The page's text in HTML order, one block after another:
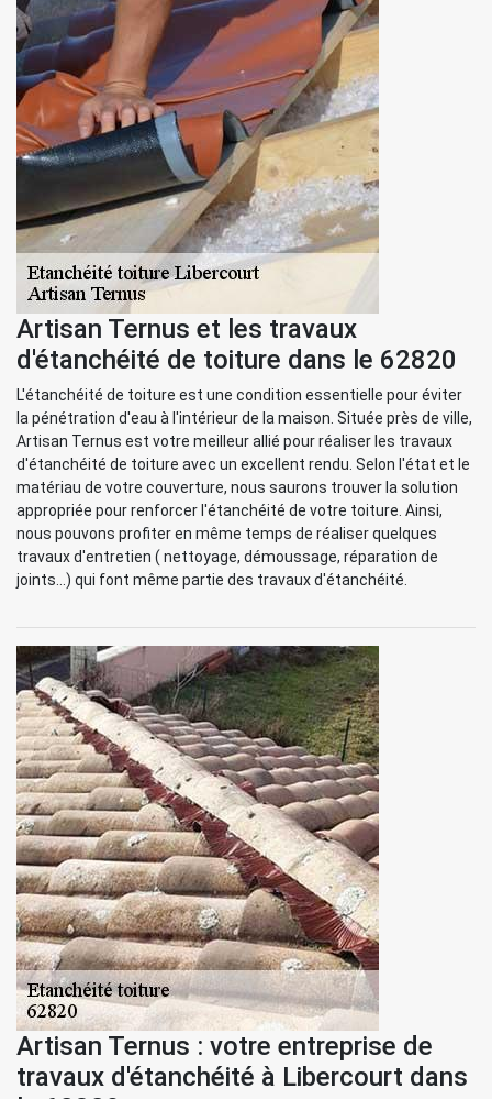
Artisan Ternus et les travaux
d'étanchéité de toiture dans le 62820
L'étanchéité de toiture est une condition essentielle pour éviter
la pénétration d'eau à l'intérieur de la maison. Située près de ville,
Artisan Ternus est votre meilleur allié pour réaliser les travaux
d'étanchéité de toiture avec un excellent rendu. Selon l'état et le
matériau de votre couverture, nous saurons trouver la solution
appropriée pour renforcer l'étanchéité de votre toiture. Ainsi,
nous pouvons profiter en même temps de réaliser quelques
travaux d'entretien ( nettoyage, démoussage, réparation de
joints...) qui font même partie des travaux d'étanchéité.
Artisan Ternus : votre entreprise de
travaux d'étanchéité à Libercourt dans